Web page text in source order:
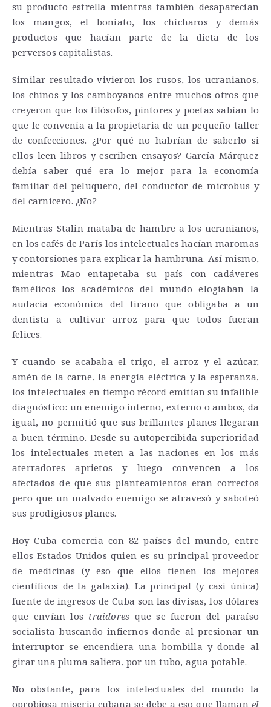
su producto estrella mientras también desaparecían
los mangos, el boniato, los chícharos y demás
productos que hacían parte de la dieta de los
perversos capitalistas.
Similar resultado vivieron los rusos, los ucranianos,
los chinos y los camboyanos entre muchos otros que
creyeron que los filósofos, pintores y poetas sabían lo
que le convenía a la propietaria de un pequeño taller
de confecciones. ¿Por qué no habrían de saberlo si
ellos leen libros y escriben ensayos? García Márquez
debía saber qué era lo mejor para la economía
familiar del peluquero, del conductor de microbus y
del carnicero. ¿No?
Mientras Stalin mataba de hambre a los ucranianos,
en los cafés de París los intelectuales hacían maromas
y contorsiones para explicar la hambruna. Así mismo,
mientras Mao entapetaba su país con cadáveres
famélicos los académicos del mundo elogiaban la
audacia económica del tirano que obligaba a un
dentista a cultivar arroz para que todos fueran
felices.
Y cuando se acababa el trigo, el arroz y el azúcar,
amén de la carne, la energía eléctrica y la esperanza,
los intelectuales en tiempo récord emitían su infalible
diagnóstico: un enemigo interno, externo o ambos, da
igual, no permitió que sus brillantes planes llegaran
a buen término. Desde su autopercibida superioridad
los intelectuales meten a las naciones en los más
aterradores aprietos y luego convencen a los
afectados de que sus planteamientos eran correctos
pero que un malvado enemigo se atravesó y saboteó
sus prodigiosos planes.
Hoy Cuba comercia con 82 países del mundo, entre
ellos Estados Unidos quien es su principal proveedor
de medicinas (y eso que ellos tienen los mejores
científicos de la galaxia). La principal (y casi única)
fuente de ingresos de Cuba son las divisas, los dólares
que envían los traidores que se fueron del paraíso
socialista buscando infiernos donde al presionar un
interruptor se encendiera una bombilla y donde al
girar una pluma saliera, por un tubo, agua potable.
No obstante, para los intelectuales del mundo la
oprobiosa miseria cubana se debe a eso que llaman el